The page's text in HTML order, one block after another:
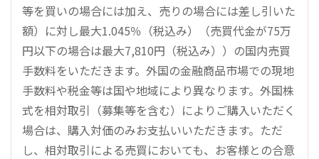
等を買いの場合には加え、売りの場合には差し引いた
額）に対し最大1.045％（税込み）（売買代金が75万
円以下の場合は最大7,810円（税込み））の国内売買
手数料をいただきます。外国の金融商品市場での現地
手数料や税金等は国や地域により異なります。外国株
式を相対取引（募集等を含む）によりご購入いただく
場合は、購入対価のみお支払いいただきます。ただ
し、相対取引による売買においても、お客様との合意